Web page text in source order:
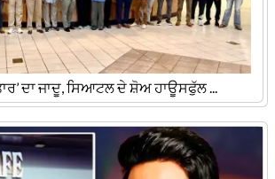
ਦਾ ਜਾਦੂ, ਸਿਆਟਲ ਦੇ ਸ਼ੋਅ ਹਾਊਸਫੁੱਲ ...